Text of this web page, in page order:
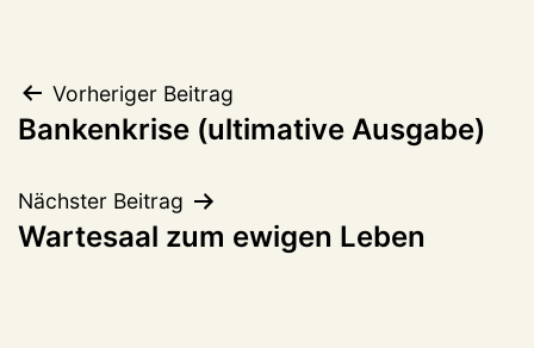
Beitragsnavigation
Vorheriger Beitrag
Bankenkrise (ultimative Ausgabe)
Nächster Beitrag
Wartesaal zum ewigen Leben